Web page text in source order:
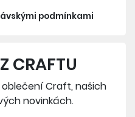
podmínkami
CRAFTU
Craft, našich
novinkách.